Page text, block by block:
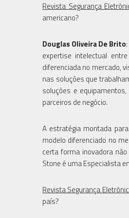
Revista Segurança
americano?
Douglas Oliveira De Brito
expertise intelectual
diferenciada no mercado,
nas soluções que
soluções e
parceiros de negócio.
A estratégia montada
modelo diferenciado no
certa forma inovadora
Stone é uma Especialista
Revista Segurança
país?